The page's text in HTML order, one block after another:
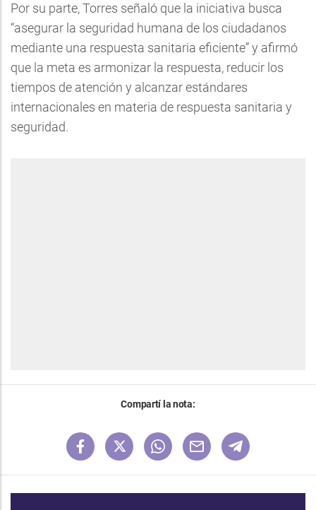
Por su parte, Torres señaló que la iniciativa busca
“asegurar la seguridad humana de los ciudadanos
mediante una respuesta sanitaria eficiente” y afirmó
que la meta es armonizar la respuesta, reducir los
tiempos de atención y alcanzar estándares
internacionales en materia de respuesta sanitaria y
seguridad.
Compartí la nota: